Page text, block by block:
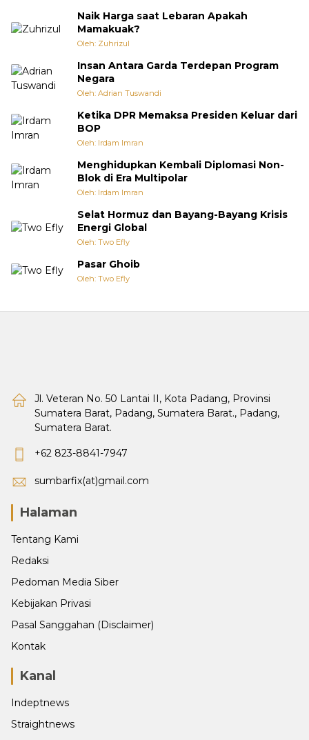
Naik Harga saat Lebaran Apakah
Mamakuak?
Oleh: Zuhrizul
Insan Antara Garda Terdepan Program
Negara
Oleh: Adrian Tuswandi
Ketika DPR Memaksa Presiden Keluar dari
BOP
Oleh: Irdam Imran
Menghidupkan Kembali Diplomasi Non-
Blok di Era Multipolar
Oleh: Irdam Imran
Selat Hormuz dan Bayang-Bayang Krisis
Energi Global
Oleh: Two Efly
Pasar Ghoib
Oleh: Two Efly
Jl. Veteran No. 50 Lantai II, Kota Padang, Provinsi
Sumatera Barat, Padang, Sumatera Barat., Padang,
Sumatera Barat.
+62 823-8841-7947
sumbarfix(at)gmail.com
Halaman
Tentang Kami
Redaksi
Pedoman Media Siber
Kebijakan Privasi
Pasal Sanggahan (Disclaimer)
Kontak
Kanal
Indeptnews
Straightnews